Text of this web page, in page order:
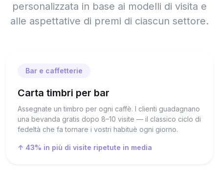
personalizzata in base ai modelli di visita e
alle aspettative di premi di ciascun settore.
Bar e caffetterie
Carta timbri per bar
Assegnate un timbro per ogni caffè. I clienti guadagnano
una bevanda gratis dopo 8–10 visite — il classico ciclo di
fedeltà che fa tornare i vostri habituè ogni giorno.
↑ 43% in più di visite ripetute in media